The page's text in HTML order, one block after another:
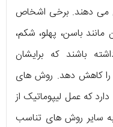
می دهند. برخی اشخاص
باسن، پهلو، شکم،
باشند که برایشان
را کاهش دهد. روش های
که عمل لیپوماتیک از
سایر روش های تناسب